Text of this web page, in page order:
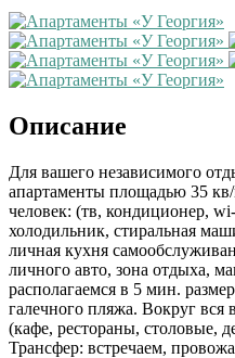
Описание
Для вашего независимого
апартаменты площадью 35
человек: (тв, кондиционер,
холодильник, стиральная
личная кухня
личного авто, зона отдыха,
располагаемся в 5 мин.
галечного пляжа. Вокруг вся
(кафе, рестораны, столовые,
Трансфер: встречаем,